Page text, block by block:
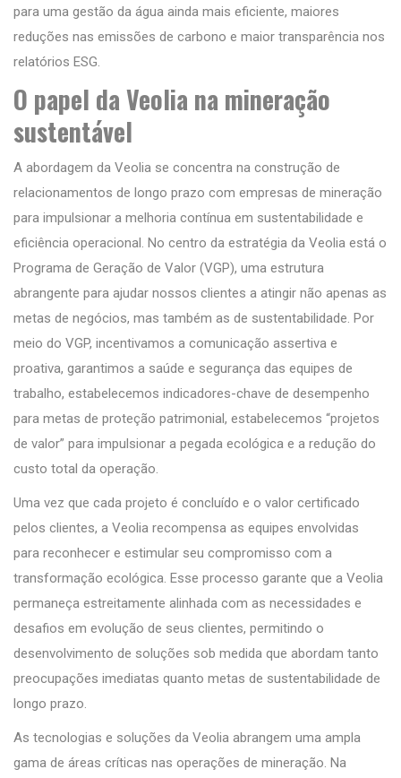
para uma gestão da água ainda mais eficiente, maiores
reduções nas emissões de carbono e maior transparência nos
relatórios ESG.
O papel da Veolia na mineração
sustentável
A abordagem da Veolia se concentra na construção de
relacionamentos de longo prazo com empresas de mineração
para impulsionar a melhoria contínua em sustentabilidade e
eficiência operacional. No centro da estratégia da Veolia está o
Programa de Geração de Valor (VGP), uma estrutura
abrangente para ajudar nossos clientes a atingir não apenas as
metas de negócios, mas também as de sustentabilidade. Por
meio do VGP, incentivamos a comunicação assertiva e
proativa, garantimos a saúde e segurança das equipes de
trabalho, estabelecemos indicadores-chave de desempenho
para metas de proteção patrimonial, estabelecemos “projetos
de valor” para impulsionar a pegada ecológica e a redução do
custo total da operação.
Uma vez que cada projeto é concluído e o valor certificado
pelos clientes, a Veolia recompensa as equipes envolvidas
para reconhecer e estimular seu compromisso com a
transformação ecológica. Esse processo garante que a Veolia
permaneça estreitamente alinhada com as necessidades e
desafios em evolução de seus clientes, permitindo o
desenvolvimento de soluções sob medida que abordam tanto
preocupações imediatas quanto metas de sustentabilidade de
longo prazo.
As tecnologias e soluções da Veolia abrangem uma ampla
gama de áreas críticas nas operações de mineração. Na